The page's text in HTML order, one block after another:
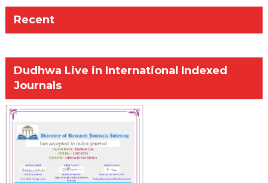
Recent
Dudhwa Live in International Indexed
Journals